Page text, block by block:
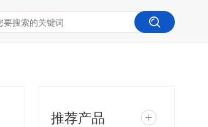
推荐产品 +